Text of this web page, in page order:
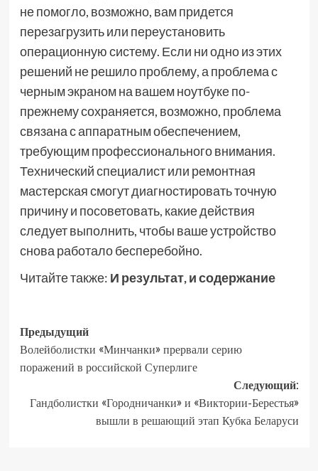
не помогло, возможно, вам придется
перезагрузить или переустановить
операционную систему. Если ни одно из этих
решений не решило проблему, а проблема с
черным экраном на вашем ноутбуке по-
прежнему сохраняется, возможно, проблема
связана с аппаратным обеспечением,
требующим профессионального внимания.
Технический специалист или ремонтная
мастерская смогут диагностировать точную
причину и посоветовать, какие действия
следует выполнить, чтобы ваше устройство
снова работало бесперебойно.
Читайте также: И результат, и содержание
Предыдущий
Волейболистки «Минчанки» прервали серию
поражений в российской Суперлиге
Следующий:
Гандболистки «Городничанки» и «Виктории-Берестья»
вышли в решающий этап Кубка Беларуси